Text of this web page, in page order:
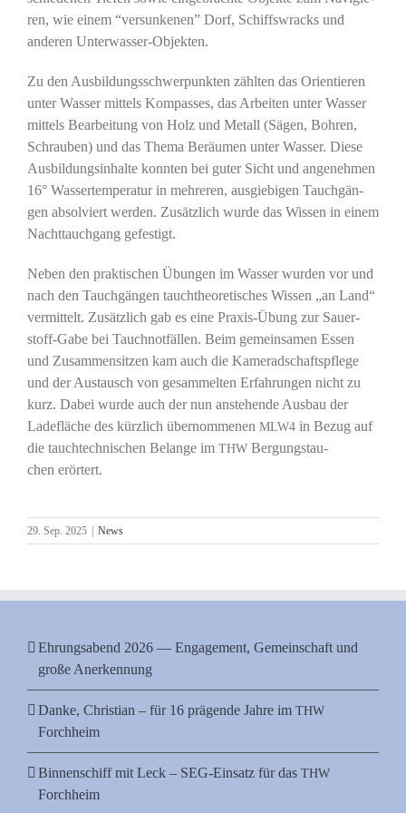
ren, wie einem “ver­sun­ke­nen” Dorf, Schiffs­wracks und
ande­ren Unterwasser-Objekten.
Zu den Aus­bil­dungs­schwer­punk­ten zähl­ten das Ori­en­tie­ren
unter Was­ser mit­tels Kom­pas­ses, das Arbei­ten unter Was­ser
mit­tels Bear­bei­tung von Holz und Metall (Sägen, Boh­ren,
Schrau­ben) und das The­ma Beräu­men unter Was­ser. Die­se
Aus­bil­dungs­in­hal­te konn­ten bei guter Sicht und ange­neh­men
16° Was­ser­tem­pe­ra­tur in meh­re­ren, aus­gie­bi­gen Tauch­gän­
gen absol­viert wer­den. Zusätz­lich wur­de das Wis­sen in einem
Nacht­tauch­gang gefestigt.
Neben den prak­ti­schen Übun­gen im Was­ser wur­den vor und
nach den Tauch­gän­gen tauch­theo­re­ti­sches Wis­sen „an Land“
ver­mit­telt. Zusätz­lich gab es eine Pra­xis-Übung zur Sau­er­
stoff-Gabe bei Tauch­not­fäl­len. Beim gemein­sa­men Essen
und Zusam­men­sit­zen kam auch die Kame­rad­schafts­pfle­ge
und der Aus­tausch von gesam­mel­ten Erfah­run­gen nicht zu
kurz. Dabei wur­de auch der nun anste­hen­de Aus­bau der
Lade­flä­che des kürz­lich über­nom­me­nen MLW4in Bezug auf
die tauch­tech­ni­schen Belan­ge im THWBer­gungs­tau­
chen erörtert.
29. Sep. 2025 News
Ehrungsabend 2026 — Engagement, Gemeinschaft und
große Anerkennung
Danke, Christian – für 16 prägende Jahre im THW
Forchheim
Binnenschiff mit Leck – SEG-Einsatz für das THW
Forchheim